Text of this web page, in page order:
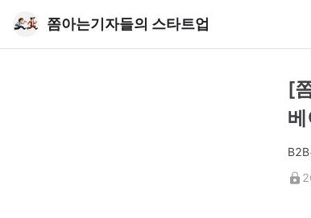
쫌아는기자들의 스타트업
[